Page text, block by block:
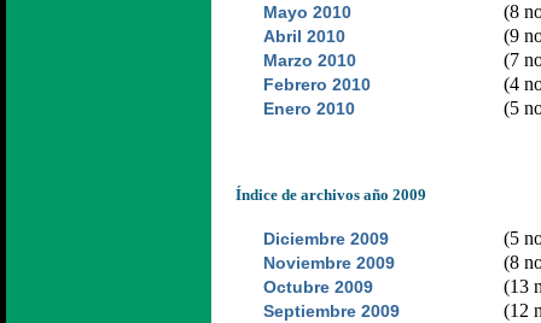
Mayo 2010 (8
Abril 2010 (9
Marzo 2010 (7
Febrero 2010 (4
Enero 2010 (5
Índice de archivos año 2009
Diciembre 2009 (5
Noviembre 2009 (8
Octubre 2009 (13
Septiembre 2009 (12